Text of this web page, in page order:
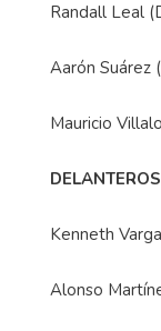
Randall Leal
Aarón Suárez
Mauricio
DELANTEROS
Kenneth
Alonso